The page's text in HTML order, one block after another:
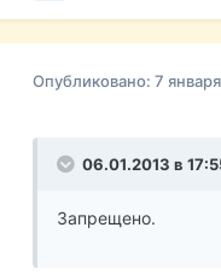
Опубликовано: 7
06.01.2013 в
Запрещено.